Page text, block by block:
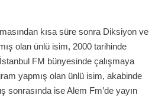
kısa süre sonra Diksiyon ve
olan ünlü isim, 2000 tarihinde
FM bünyesinde çalışmaya
yapmış olan ünlü isim, akabinde
sonrasında ise Alem Fm’de yayın